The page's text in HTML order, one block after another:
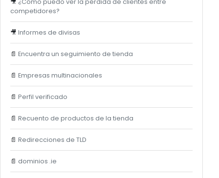
🎥 ¿Cómo puedo ver la pérdida de clientes entre
competidores?
🎥 Informes de divisas
📄 Encuentra un seguimiento de tienda
📄 Empresas multinacionales
📄 Perfil verificado
📄 Recuento de productos de la tienda
📄 Redirecciones de TLD
📄 dominios .ie